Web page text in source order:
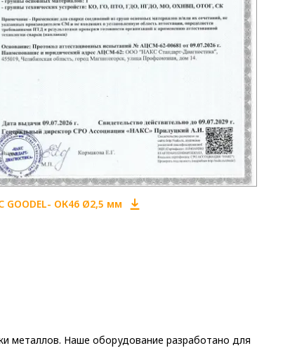
GOODEL- ОК46 Ø2,5 мм
металлов. Наше оборудование разработано для